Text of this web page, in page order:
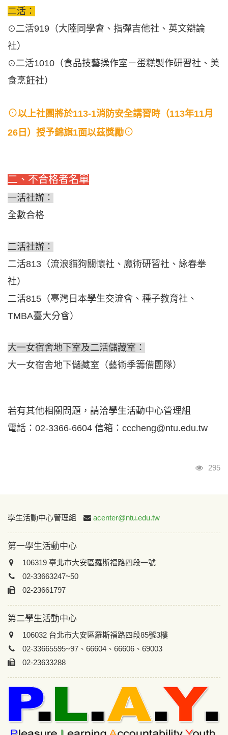
二活：
⊙二活919（大陸同學會、指彈吉他社、英文辯論
社）
⊙二活1010（食品技藝操作室－蛋糕製作研習社、美
食烹飪社）
⊙以上社團將於113-1消防安全講習時（113年11月
26日）授予錦旗1面以茲獎勵⊙
二、不合格者名單
一活社辦：
全數合格
二活社辦：
二活813（流浪貓狗關懷社、魔術研習社、詠春拳
社）
二活815（臺灣日本學生交流會、種子教育社、
TMBA臺大分會）
大一女宿舍地下室及二活儲藏室：
大一女宿舍地下儲藏室（藝術季籌備團隊）
若有其他相關問題，請洽學生活動中心管理組
電話：02-3366-6604 信箱：cccheng@ntu.edu.tw
瀏覽
295
:::
學生活動中心管理組 acenter@ntu.edu.tw
第一學生活動中心
106319 臺北市大安區羅斯福路四段一號
02-33663247~50
02-23661797
第二學生活動中心
106032 台北市大安區羅斯福路四段85號3樓
02-33665595~97、66604、66606、69003
02-23633288